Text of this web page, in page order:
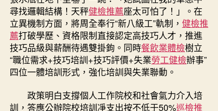
尋找邏輯結構！天秤健檢推薦座太可怕了！」。在
立異機制方面，將周全奉行“新八級工”軌制， 健檢推
薦打破學歷、資格限制直接認定高技巧人才，推進
技巧品級與薪酬待遇雙掛鉤。同時餐飲業體檢樹立
“職位需求+技巧培訓+技巧評價+失業勞工健檢辦事”
四位一體培訓形式，強化培訓與失業聯動。
政策明白支撐個人工作院校和社會氣力介入培
訓，答應公辦院校培訓凈支出按不低于50%巡檢推